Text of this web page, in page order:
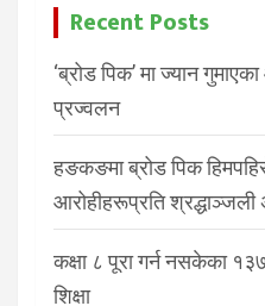
Recent Posts
‘ब्रोड पिक’ मा ज्यान
प्रज्वलन
हङकङमा ब्रोड पिक
आरोहीहरूप्रति श्रद्धाञ्जली
कक्षा ८ पूरा गर्न नसकेका
शिक्षा